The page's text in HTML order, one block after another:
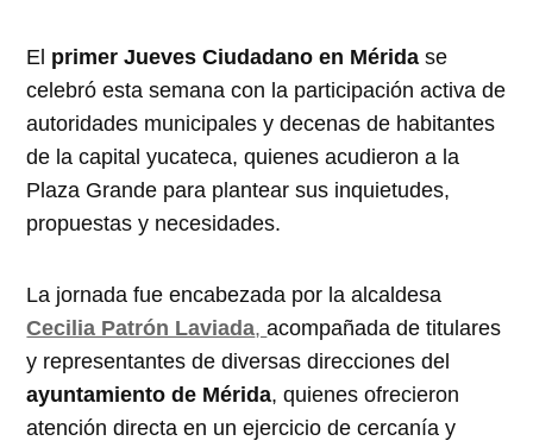
El primer Jueves Ciudadano en Mérida se
celebró esta semana con la participación activa de
autoridades municipales y decenas de habitantes
de la capital yucateca, quienes acudieron a la
Plaza Grande para plantear sus inquietudes,
propuestas y necesidades.
La jornada fue encabezada por la alcaldesa
Cecilia Patrón Laviada,acompañada de titulares
y representantes de diversas direcciones del
ayuntamiento de Mérida, quienes ofrecieron
atención directa en un ejercicio de cercanía y